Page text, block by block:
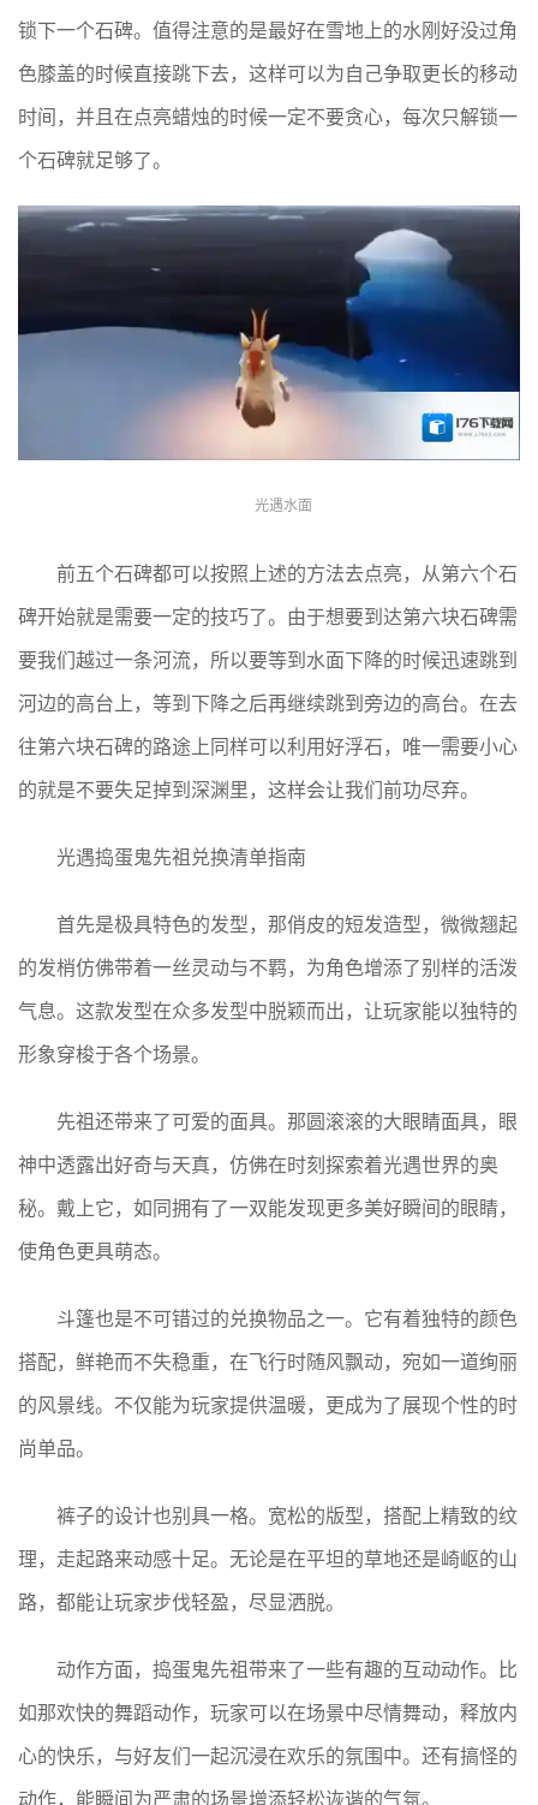
锁下一个石碑。值得注意的是最好在雪地上的水刚好没过角
色膝盖的时候直接跳下去，这样可以为自己争取更长的移动
时间，并且在点亮蜡烛的时候一定不要贪心，每次只解锁一
个石碑就足够了。
光遇水面
前五个石碑都可以按照上述的方法去点亮，从第六个石
碑开始就是需要一定的技巧了。由于想要到达第六块石碑需
要我们越过一条河流，所以要等到水面下降的时候迅速跳到
河边的高台上，等到下降之后再继续跳到旁边的高台。在去
往第六块石碑的路途上同样可以利用好浮石，唯一需要小心
的就是不要失足掉到深渊里，这样会让我们前功尽弃。
光遇捣蛋鬼先祖兑换清单指南
首先是极具特色的发型，那俏皮的短发造型，微微翘起
的发梢仿佛带着一丝灵动与不羁，为角色增添了别样的活泼
气息。这款发型在众多发型中脱颖而出，让玩家能以独特的
形象穿梭于各个场景。
先祖还带来了可爱的面具。那圆滚滚的大眼睛面具，眼
神中透露出好奇与天真，仿佛在时刻探索着光遇世界的奥
秘。戴上它，如同拥有了一双能发现更多美好瞬间的眼睛，
使角色更具萌态。
斗篷也是不可错过的兑换物品之一。它有着独特的颜色
搭配，鲜艳而不失稳重，在飞行时随风飘动，宛如一道绚丽
的风景线。不仅能为玩家提供温暖，更成为了展现个性的时
尚单品。
裤子的设计也别具一格。宽松的版型，搭配上精致的纹
理，走起路来动感十足。无论是在平坦的草地还是崎岖的山
路，都能让玩家步伐轻盈，尽显洒脱。
动作方面，捣蛋鬼先祖带来了一些有趣的互动动作。比
如那欢快的舞蹈动作，玩家可以在场景中尽情舞动，释放内
心的快乐，与好友们一起沉浸在欢乐的氛围中。还有搞怪的
动作，能瞬间为严肃的场景增添轻松诙谐的气氛。